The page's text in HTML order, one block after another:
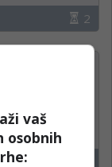
2
vaš
osobnih